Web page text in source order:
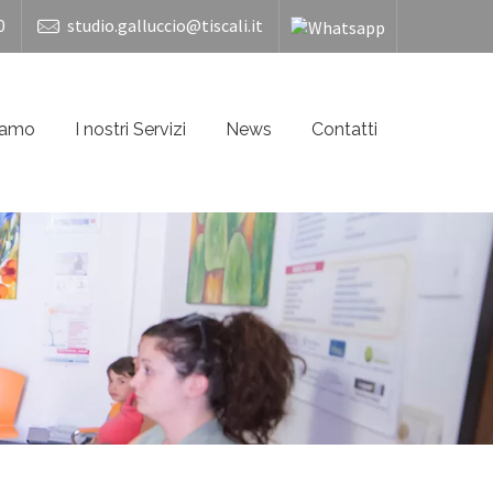
studio.galluccio@tiscali.it
I nostri Servizi News Contatti